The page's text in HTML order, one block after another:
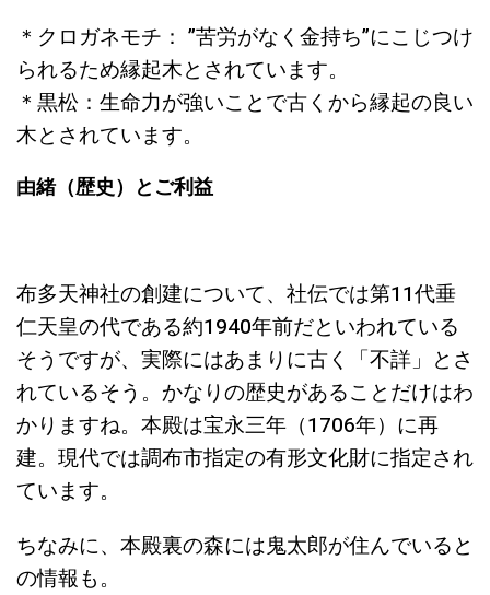
＊クロガネモチ： ”苦労がなく金持ち”にこじつけ
られるため縁起木とされています。
＊黒松：生命力が強いことで古くから縁起の良い
木とされています。
由緒（歴史）とご利益
布多天神社の創建について、社伝では第11代垂
仁天皇の代である約1940年前だといわれている
そうですが、実際にはあまりに古く「不詳」とさ
れているそう。かなりの歴史があることだけはわ
かりますね。本殿は宝永三年（1706年）に再
建。現代では調布市指定の有形文化財に指定され
ています。
ちなみに、本殿裏の森には鬼太郎が住んでいると
の情報も。